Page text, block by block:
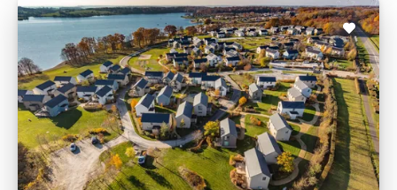
Vakantiepark Golden Lakes Village
TUI